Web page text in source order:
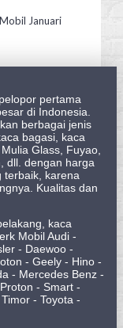
Januari
pertama
di Indonesia.
berbagai jenis
bagasi, kaca
Glass, Fuyao,
dll. dengan harga
terbaik, karena
Kualitas dan
kaca
Mobil Audi -
- Daewoo -
- Geely - Hino -
- Mercedes Benz -
- Smart -
- Toyota -